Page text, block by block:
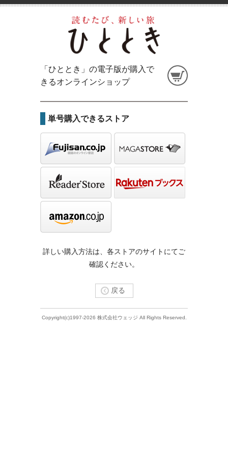
「ひととき」の電子版が購入で
きるオンラインショップ
単号購入できるストア
詳しい購入方法は、各ストアのサイトにてご
確認ください。
戻る
Copyright(c)1997-2026 株式会社ウェッジ All Rights Reserved.